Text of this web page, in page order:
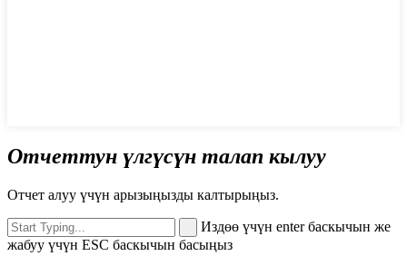
Отчеттун үлгүсүн талап кылуу
Отчет алуу үчүн арызыңызды калтырыңыз.
Издөө үчүн enter баскычын же
жабуу үчүн ESC баскычын басыңыз